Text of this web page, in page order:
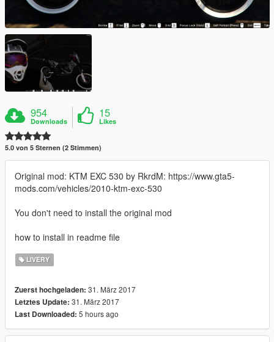
954
Downloads
15
Likes
5.0 von 5 Sternen (2 Stimmen)
Original mod: KTM EXC 530 by RkrdM: https://www.gta5-
mods.com/vehicles/2010-ktm-exc-530
You don't need to install the original mod
how to install in readme file
LIVERY
Zuerst hochgeladen: 31. März 2017
Letztes Update: 31. März 2017
Last Downloaded: 5 hours ago